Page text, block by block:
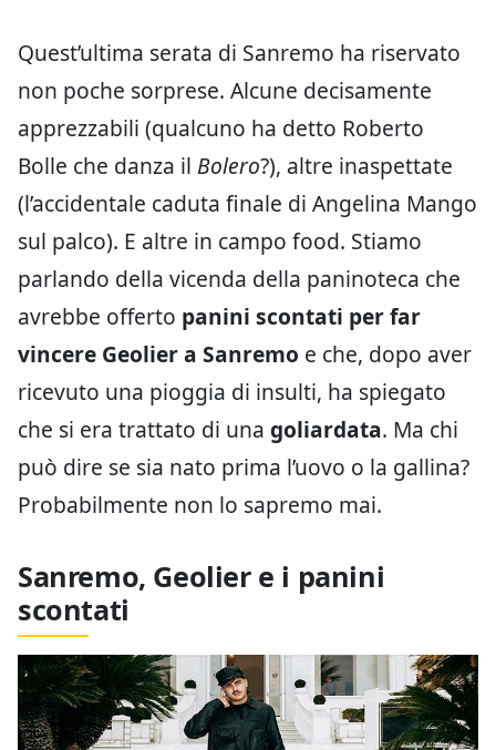
Quest’ultima serata di Sanremo ha riservato
non poche sorprese. Alcune decisamente
apprezzabili (qualcuno ha detto Roberto
Bolle che danza il Bolero?), altre inaspettate
(l’accidentale caduta finale di Angelina Mango
sul palco). E altre in campo food. Stiamo
parlando della vicenda della paninoteca che
avrebbe offerto panini scontati per far
vincere Geolier a Sanremo e che, dopo aver
ricevuto una pioggia di insulti, ha spiegato
che si era trattato di una goliardata. Ma chi
può dire se sia nato prima l’uovo o la gallina?
Probabilmente non lo sapremo mai.
Sanremo, Geolier e i panini
scontati